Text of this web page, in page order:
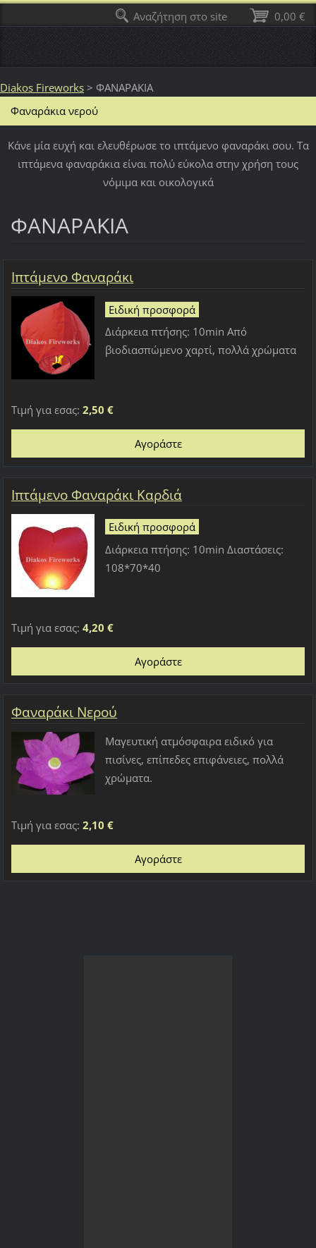
Diakos Fireworks > ΦΑΝΑΡΑΚΙΑ
Φαναράκια νερού
Κάνε μία ευχή και ελευθέρωσε το ιπτάμενο φαναράκι σου. Tα
ιπτάμενα φαναράκια είναι πολύ εύκολα στην χρήση τους
νόμιμα και οικολογικά
ΦΑΝΑΡΑΚΙΑ
Ιπτάμενο Φαναράκι
Ειδική προσφορά
Διάρκεια πτήσης: 10min Aπό
βιοδιασπώμενο χαρτί, πολλά χρώματα
Τιμή για εσας: 2,50 €
Ιπτάμενο Φαναράκι Καρδιά
Ειδική προσφορά
Διάρκεια πτήσης: 10min Διαστάσεις:
108*70*40
Τιμή για εσας: 4,20 €
Φαναράκι Νερού
Μαγευτική ατμόσφαιρα ειδικό για
πισίνες, επίπεδες επιφάνειες, πολλά
χρώματα.
Τιμή για εσας: 2,10 €
0,00 €
Αναζήτηση στο site